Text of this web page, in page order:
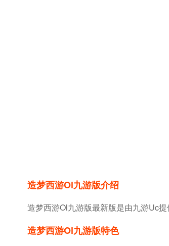
造梦西游ol九游版介绍
造梦西游ol九游版最新版是由九游uc提
造梦西游ol九游版特色